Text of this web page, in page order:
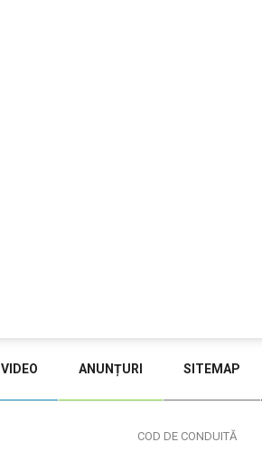
VIDEO ANUNȚURI SITEMAP
COD DE CONDUITĂ